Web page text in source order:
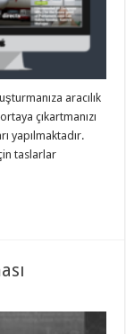
aracılık
çıkartmanızı
yapılmaktadır.
taslarlar